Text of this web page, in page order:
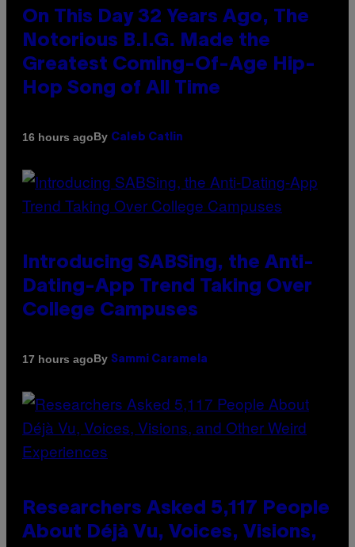
On This Day 32 Years Ago, The
Notorious B.I.G. Made the
Greatest Coming-Of-Age Hip-
Hop Song of All Time
16 hours agoBy Caleb Catlin
Introducing SABSing, the Anti-
Dating-App Trend Taking Over
College Campuses
17 hours agoBy Sammi Caramela
Researchers Asked 5,117 People
About Déjà Vu, Voices, Visions,